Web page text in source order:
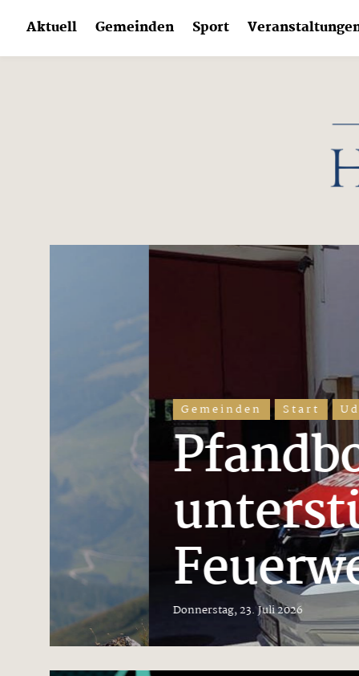
content
Aktuell Gemeinden Sport
Gemeinden Start Uderns
Feuerwehr
Donnerstag, 23. Juli 2026